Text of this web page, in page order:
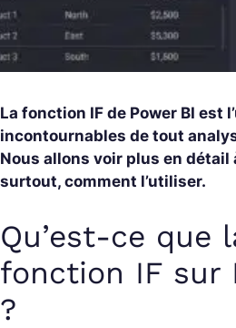
La fonction IF de Power BI est
incontournables de tout
Nous allons voir plus en détail
surtout, comment l’utiliser.
Qu’est-ce que
fonction IF sur
?